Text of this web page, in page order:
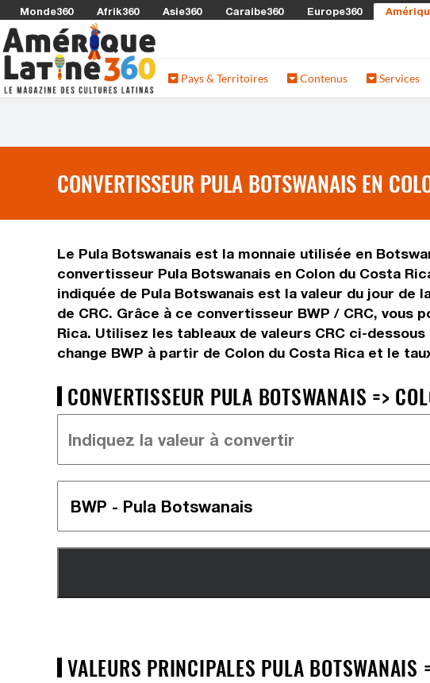
Monde360 Afrik360 Asie360 Caraibe360 Europe360
Pays & Territoires Contenus Services
CONVERTISSEUR PULA BOTSWANAIS EN
Le Pula Botswanais est la monnaie utilisée en
convertisseur Pula Botswanais en Colon du Costa
indiquée de Pula Botswanais est la valeur du jour de
de CRC. Grâce à ce convertisseur BWP / CRC,
Rica. Utilisez les tableaux de valeurs CRC ci-
change BWP à partir de Colon du Costa Rica et le
CONVERTISSEUR PULA BOTSWANAIS =>
VALEURS PRINCIPALES PULA